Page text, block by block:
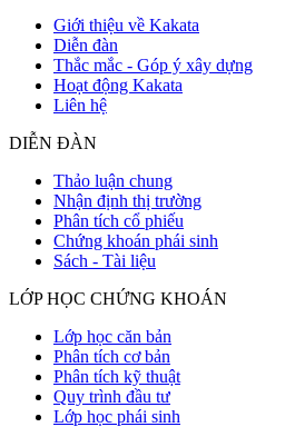
Giới thiệu về Kakata
Diễn đàn
Thắc mắc - Góp ý xây dựng
Hoạt động Kakata
Liên hệ
DIỄN ĐÀN
Thảo luận chung
Nhận định thị trường
Phân tích cổ phiếu
Chứng khoán phái sinh
Sách - Tài liệu
LỚP HỌC CHỨNG KHOÁN
Lớp học căn bản
Phân tích cơ bản
Phân tích kỹ thuật
Quy trình đầu tư
Lớp học phái sinh